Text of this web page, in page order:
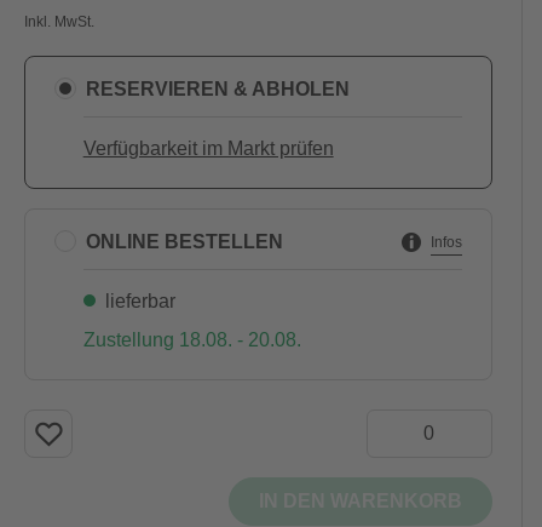
Inkl. MwSt.
RESERVIEREN & ABHOLEN
Verfügbarkeit im Markt prüfen
ONLINE BESTELLEN Infos
lieferbar
Zustellung 18.08. - 20.08.